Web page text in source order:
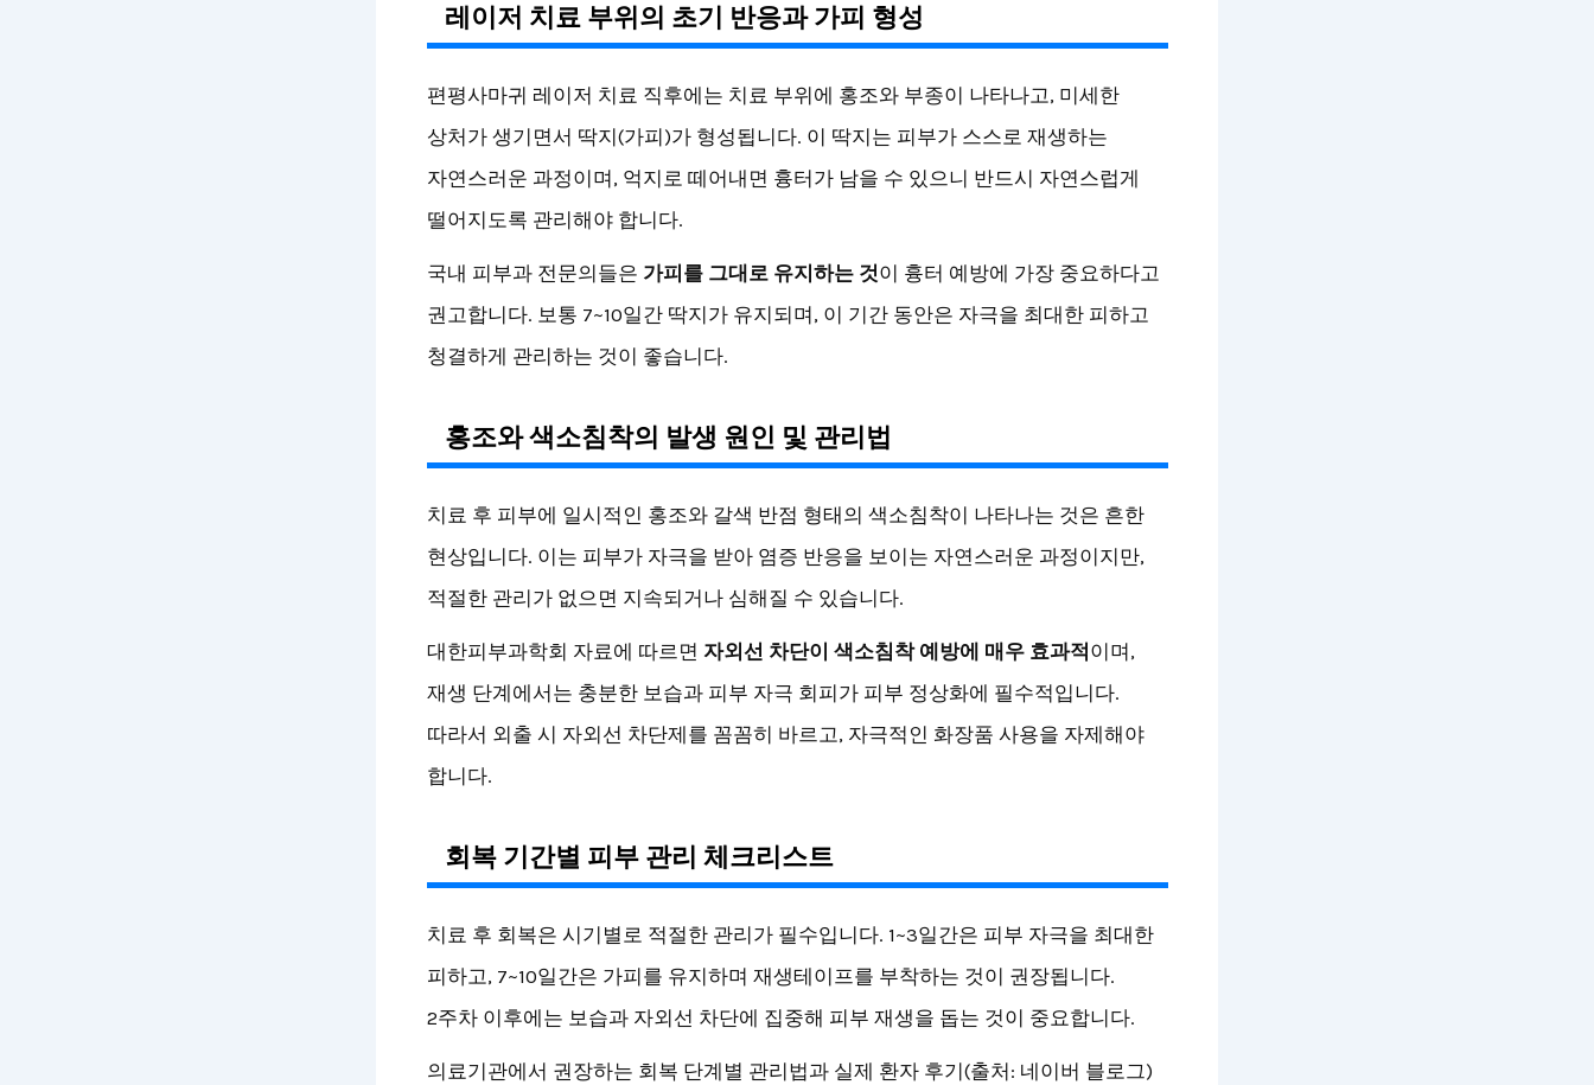
레이저 치료 부위의 초기 반응과 가피 형성
편평사마귀 레이저 치료 직후에는 치료 부위에 홍조와 부종이 나타나고, 미세한
상처가 생기면서 딱지(가피)가 형성됩니다. 이 딱지는 피부가 스스로 재생하는
자연스러운 과정이며, 억지로 떼어내면 흉터가 남을 수 있으니 반드시 자연스럽게
떨어지도록 관리해야 합니다.
국내 피부과 전문의들은 가피를 그대로 유지하는 것이 흉터 예방에 가장 중요하다고
권고합니다. 보통 7~10일간 딱지가 유지되며, 이 기간 동안은 자극을 최대한 피하고
청결하게 관리하는 것이 좋습니다.
홍조와 색소침착의 발생 원인 및 관리법
치료 후 피부에 일시적인 홍조와 갈색 반점 형태의 색소침착이 나타나는 것은 흔한
현상입니다. 이는 피부가 자극을 받아 염증 반응을 보이는 자연스러운 과정이지만,
적절한 관리가 없으면 지속되거나 심해질 수 있습니다.
대한피부과학회 자료에 따르면 자외선 차단이 색소침착 예방에 매우 효과적이며,
재생 단계에서는 충분한 보습과 피부 자극 회피가 피부 정상화에 필수적입니다.
따라서 외출 시 자외선 차단제를 꼼꼼히 바르고, 자극적인 화장품 사용을 자제해야
합니다.
회복 기간별 피부 관리 체크리스트
치료 후 회복은 시기별로 적절한 관리가 필수입니다. 1~3일간은 피부 자극을 최대한
피하고, 7~10일간은 가피를 유지하며 재생테이프를 부착하는 것이 권장됩니다.
2주차 이후에는 보습과 자외선 차단에 집중해 피부 재생을 돕는 것이 중요합니다.
의료기관에서 권장하는 회복 단계별 관리법과 실제 환자 후기(출처: 네이버 블로그)